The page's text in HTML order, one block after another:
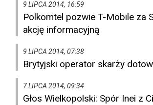
9 LIPCA 2014, 16:59
Polkomtel pozwie T-Mobile za
akcję informacyjną
9 LIPCA 2014, 07:38
Brytyjski operator skarży
7 LIPCA 2014, 09:34
Głos Wielkopolski: Spór Inei z